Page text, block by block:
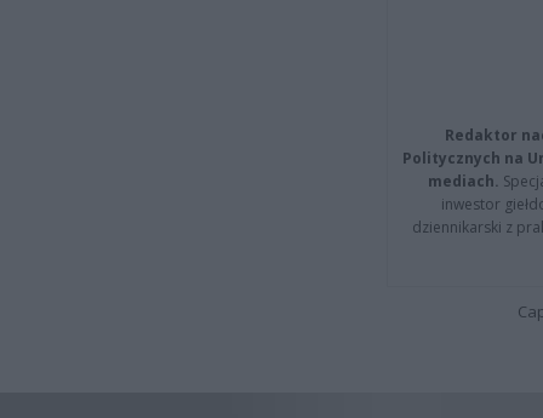
Redaktor
Politycznych na
mediach.
inwestor
dziennikarski z